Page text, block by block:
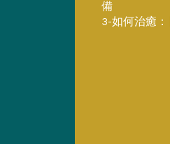
備
3-如何治癒